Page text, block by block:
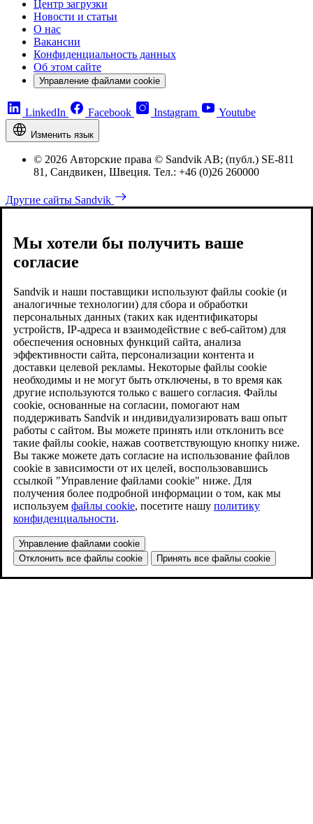
Центр загрузки
Новости и статьи
О нас
Вакансии
Конфиденциальность данных
Об этом сайте
Управление файлами cookie
LinkedIn Facebook Instagram Youtube
Изменить язык
© 2026 Авторские права © Sandvik AB; (публ.) SE-811
81, Сандвикен, Швеция. Тел.: +46 (0)26 260000
Другие сайты Sandvik
Мы хотели бы получить ваше
согласие
Sandvik и наши поставщики используют файлы cookie (и
аналогичные технологии) для сбора и обработки
персональных данных (таких как идентификаторы
устройств, IP-адреса и взаимодействие с веб-сайтом) для
обеспечения основных функций сайта, анализа
эффективности сайта, персонализации контента и
доставки целевой рекламы. Некоторые файлы cookie
необходимы и не могут быть отключены, в то время как
другие используются только с вашего согласия. Файлы
cookie, основанные на согласии, помогают нам
поддерживать Sandvik и индивидуализировать ваш опыт
работы с сайтом. Вы можете принять или отклонить все
такие файлы cookie, нажав соответствующую кнопку ниже.
Вы также можете дать согласие на использование файлов
cookie в зависимости от их целей, воспользовавшись
ссылкой "Управление файлами cookie" ниже. Для
получения более подробной информации о том, как мы
используем файлы cookie, посетите нашу политику
конфиденциальности.
Управление файлами cookie
Отклонить все файлы cookie
Принять все файлы cookie